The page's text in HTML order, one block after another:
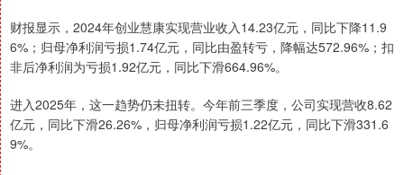
财报显示，2024年创业慧康实现营业收入14.23亿元，同比下降11.9
6%；归母净利润亏损1.74亿元，同比由盈转亏，降幅达572.96%；扣
非后净利润为亏损1.92亿元，同比下滑664.96%。
进入2025年，这一趋势仍未扭转。今年前三季度，公司实现营收8.62
亿元，同比下滑26.26%，归母净利润亏损1.22亿元，同比下滑331.6
9%。